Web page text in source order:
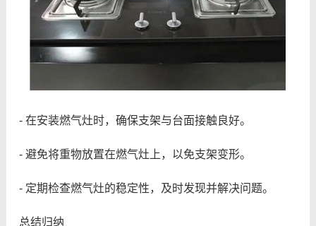
- 在安装燃气灶时，确保支架与台面接触良好。
- 避免将重物放置在燃气灶上，以免支架变形。
- 定期检查燃气灶的稳定性，及时发现并解决问题。
总结归纳